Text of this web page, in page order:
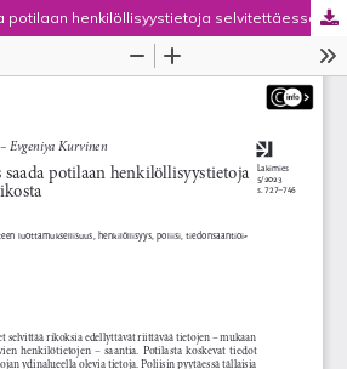
Poliisin oikeus saada potilaan henkilöllisyystietoja selvitettäessä rikosta
Tieteellisten seurain valtuuskunta.